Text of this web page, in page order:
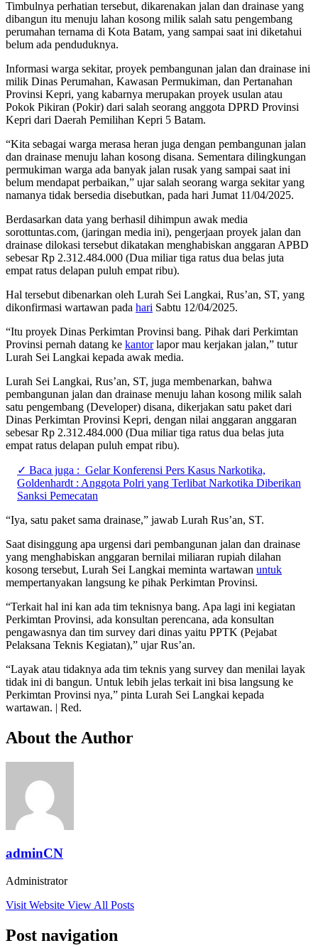
Timbulnya perhatian tersebut, dikarenakan jalan dan drainase yang
dibangun itu menuju lahan kosong milik salah satu pengembang
perumahan ternama di Kota Batam, yang sampai saat ini diketahui
belum ada penduduknya.
Informasi warga sekitar, proyek pembangunan jalan dan drainase ini
milik Dinas Perumahan, Kawasan Permukiman, dan Pertanahan
Provinsi Kepri, yang kabarnya merupakan proyek usulan atau
Pokok Pikiran (Pokir) dari salah seorang anggota DPRD Provinsi
Kepri dari Daerah Pemilihan Kepri 5 Batam.
“Kita sebagai warga merasa heran juga dengan pembangunan jalan
dan drainase menuju lahan kosong disana. Sementara dilingkungan
permukiman warga ada banyak jalan rusak yang sampai saat ini
belum mendapat perbaikan,” ujar salah seorang warga sekitar yang
namanya tidak bersedia disebutkan, pada hari Jumat 11/04/2025.
Berdasarkan data yang berhasil dihimpun awak media
sorottuntas.com, (jaringan media ini), pengerjaan proyek jalan dan
drainase dilokasi tersebut dikatakan menghabiskan anggaran APBD
sebesar Rp 2.312.484.000 (Dua miliar tiga ratus dua belas juta
empat ratus delapan puluh empat ribu).
Hal tersebut dibenarkan oleh Lurah Sei Langkai, Rus’an, ST, yang
dikonfirmasi wartawan pada hari Sabtu 12/04/2025.
“Itu proyek Dinas Perkimtan Provinsi bang. Pihak dari Perkimtan
Provinsi pernah datang ke kantorlapor mau kerjakan jalan,” tutur
Lurah Sei Langkai kepada awak media.
Lurah Sei Langkai, Rus’an, ST, juga membenarkan, bahwa
pembangunan jalan dan drainase menuju lahan kosong milik salah
satu pengembang (Developer) disana, dikerjakan satu paket dari
Dinas Perkimtan Provinsi Kepri, dengan nilai anggaran anggaran
sebesar Rp 2.312.484.000 (Dua miliar tiga ratus dua belas juta
empat ratus delapan puluh empat ribu).
✓ Baca juga : Gelar Konferensi Pers Kasus Narkotika,
Goldenhardt : Anggota Polri yang Terlibat Narkotika Diberikan
Sanksi Pemecatan
“Iya, satu paket sama drainase,” jawab Lurah Rus’an, ST.
Saat disinggung apa urgensi dari pembangunan jalan dan drainase
yang menghabiskan anggaran bernilai miliaran rupiah dilahan
kosong tersebut, Lurah Sei Langkai meminta wartawan untuk
mempertanyakan langsung ke pihak Perkimtan Provinsi.
“Terkait hal ini kan ada tim teknisnya bang. Apa lagi ini kegiatan
Perkimtan Provinsi, ada konsultan perencana, ada konsultan
pengawasnya dan tim survey dari dinas yaitu PPTK (Pejabat
Pelaksana Teknis Kegiatan),” ujar Rus’an.
“Layak atau tidaknya ada tim teknis yang survey dan menilai layak
tidak ini di bangun. Untuk lebih jelas terkait ini bisa langsung ke
Perkimtan Provinsi nya,” pinta Lurah Sei Langkai kepada
wartawan. | Red.
About the Author
adminCN
Administrator
Visit Website View All Posts
Post navigation